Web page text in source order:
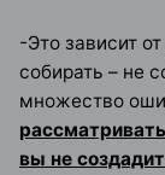
-Это зависит
собирать – не
множество
вы не